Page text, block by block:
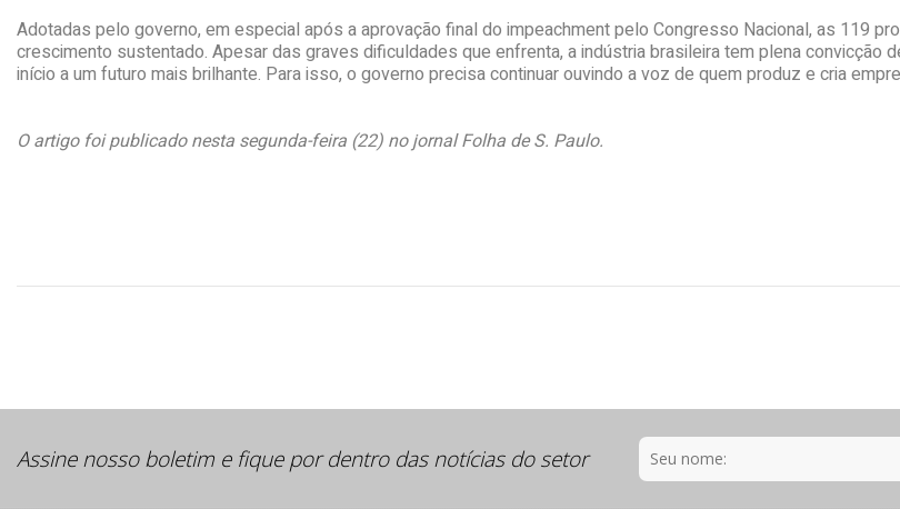
Adotadas pelo governo, em especial após a aprovação final do impeachment pelo Congresso Nacional, as 119
crescimento sustentado. Apesar das graves dificuldades que enfrenta, a indústria brasileira tem plena convicção
início a um futuro mais brilhante. Para isso, o governo precisa continuar ouvindo a voz de quem produz e cria
O artigo foi publicado nesta segunda-feira (22) no jornal Folha de S. Paulo.
Assine nosso boletim e fique por dentro das notícias do setor